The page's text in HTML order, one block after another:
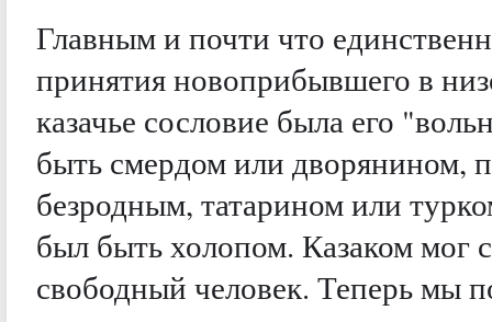
Главным и почти что
принятия новоприбывшего в
казачье сословие была его
быть смердом или дворянином,
безродным, татарином или
был быть холопом. Казаком мог
свободный человек. Теперь мы